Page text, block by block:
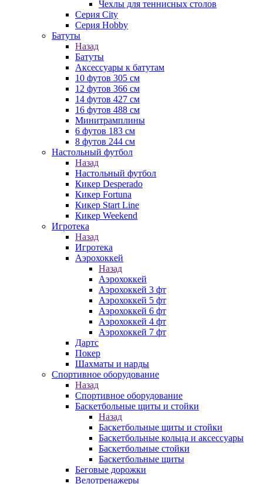
Чехлы для теннисных столов
Серия City
Серия Hobby
Батуты
Назад
Батуты
Аксессуары к батутам
10 футов 305 см
12 футов 366 см
14 футов 427 см
16 футов 488 см
Минитрамплины
6 футов 183 см
8 футов 244 см
Настольный футбол
Назад
Настольный футбол
Кикер Desperado
Кикер Fortuna
Кикер Start Line
Кикер Weekend
Игротека
Назад
Игротека
Аэрохоккей
Назад
Аэрохоккей
Аэрохоккей 3 фт
Аэрохоккей 5 фт
Аэрохоккей 6 фт
Аэрохоккей 4 фт
Аэрохоккей 7 фт
Дартс
Покер
Шахматы и нарды
Спортивное оборудование
Назад
Спортивное оборудование
Баскетбольные щиты и стойки
Назад
Баскетбольные щиты и стойки
Баскетбольные кольца и аксессуары
Баскетбольные стойки
Баскетбольные щиты
Беговые дорожки
Велотренажеры